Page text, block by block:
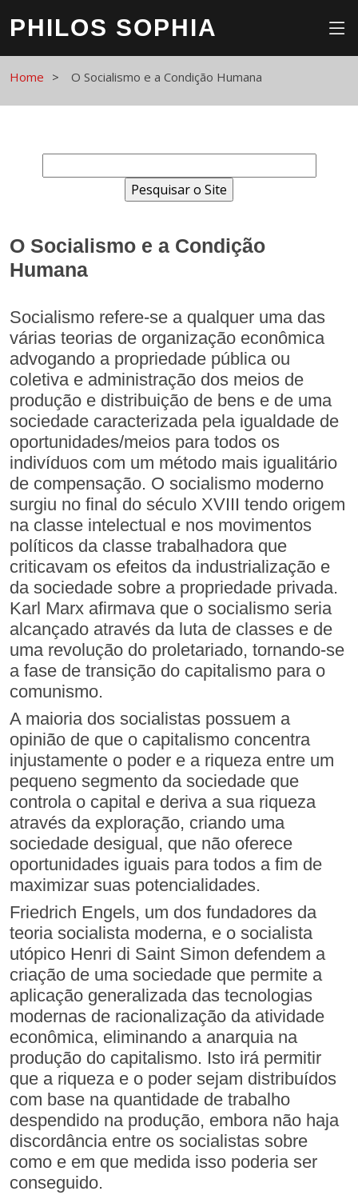
PHILOS SOPHIA
Home O Socialismo e a Condição Humana
O Socialismo e a Condição
Humana
Socialismo refere-se a qualquer uma das
várias teorias de organização econômica
advogando a propriedade pública ou
coletiva e administração dos meios de
produção e distribuição de bens e de uma
sociedade caracterizada pela igualdade de
oportunidades/meios para todos os
indivíduos com um método mais igualitário
de compensação. O socialismo moderno
surgiu no final do século XVIII tendo origem
na classe intelectual e nos movimentos
políticos da classe trabalhadora que
criticavam os efeitos da industrialização e
da sociedade sobre a propriedade privada.
Karl Marx afirmava que o socialismo seria
alcançado através da luta de classes e de
uma revolução do proletariado, tornando-se
a fase de transição do capitalismo para o
comunismo.
A maioria dos socialistas possuem a
opinião de que o capitalismo concentra
injustamente o poder e a riqueza entre um
pequeno segmento da sociedade que
controla o capital e deriva a sua riqueza
através da exploração, criando uma
sociedade desigual, que não oferece
oportunidades iguais para todos a fim de
maximizar suas potencialidades.
Friedrich Engels, um dos fundadores da
teoria socialista moderna, e o socialista
utópico Henri di Saint Simon defendem a
criação de uma sociedade que permite a
aplicação generalizada das tecnologias
modernas de racionalização da atividade
econômica, eliminando a anarquia na
produção do capitalismo. Isto irá permitir
que a riqueza e o poder sejam distribuídos
com base na quantidade de trabalho
despendido na produção, embora não haja
discordância entre os socialistas sobre
como e em que medida isso poderia ser
conseguido.